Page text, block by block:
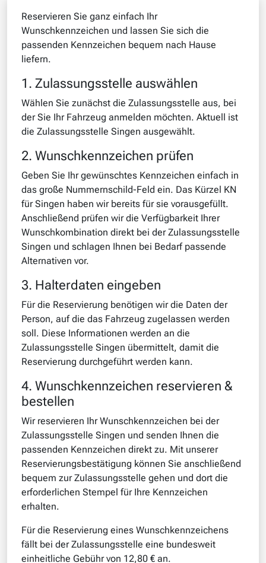
Reservieren Sie ganz einfach Ihr
Wunschkennzeichen und lassen Sie sich die
passenden Kennzeichen bequem nach Hause
liefern.
1. Zulassungsstelle auswählen
Wählen Sie zunächst die Zulassungsstelle aus, bei
der Sie Ihr Fahrzeug anmelden möchten. Aktuell ist
die Zulassungsstelle Singen ausgewählt.
2. Wunschkennzeichen prüfen
Geben Sie Ihr gewünschtes Kennzeichen einfach in
das große Nummernschild-Feld ein. Das Kürzel KN
für Singen haben wir bereits für sie vorausgefüllt.
Anschließend prüfen wir die Verfügbarkeit Ihrer
Wunschkombination direkt bei der Zulassungsstelle
Singen und schlagen Ihnen bei Bedarf passende
Alternativen vor.
3. Halterdaten eingeben
Für die Reservierung benötigen wir die Daten der
Person, auf die das Fahrzeug zugelassen werden
soll. Diese Informationen werden an die
Zulassungsstelle Singen übermittelt, damit die
Reservierung durchgeführt werden kann.
4. Wunschkennzeichen reservieren &
bestellen
Wir reservieren Ihr Wunschkennzeichen bei der
Zulassungsstelle Singen und senden Ihnen die
passenden Kennzeichen direkt zu. Mit unserer
Reservierungsbestätigung können Sie anschließend
bequem zur Zulassungsstelle gehen und dort die
erforderlichen Stempel für Ihre Kennzeichen
erhalten.
Für die Reservierung eines Wunschkennzeichens
fällt bei der Zulassungsstelle eine bundesweit
einheitliche Gebühr von 12,80 € an.